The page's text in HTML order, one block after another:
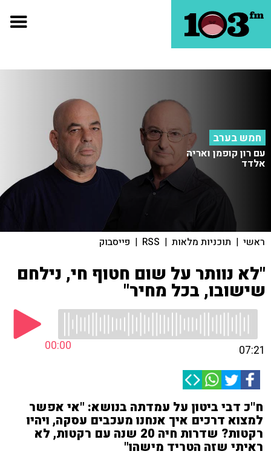
חמש בערב
עם רון קופמן ואריה
אלדד
ראשי | תוכניות מלאות |
RSS
| פייסבוק
"לא נוותר על שום חטוף חי, נילחם
שישובו, בכל מחיר"
00:00 07:21
ח''כ דבי ביטון על עמדתה בנושא: "אי אפשר
למצוא דרכים איך אנחנו מעכבים עסקה, ויהיו
רקטות? שדרות חיה 20 שנה עם רקטות, לא
ראיתי שזה הטריד מישהו"